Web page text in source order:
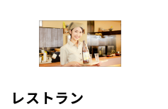
レストラン